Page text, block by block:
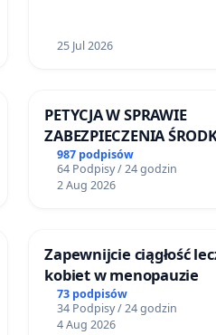
25 Jul 2026
PETYCJA W SPRAWIE
ZABEZPIECZENIA
FUNKCJONOWANIE
DLA BEZDOMNYCH
SKARYSZEWIE
987 podpisów
64 Podpisy / 24 godzin
2 Aug 2026
Zapewnijcie ciągłość
kobiet w menopauzie
73 podpisów
34 Podpisy / 24 godzin
4 Aug 2026